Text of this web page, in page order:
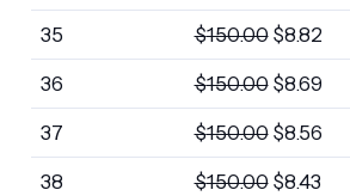
35 $150.00 $8.82
36 $150.00 $8.69
37 $150.00 $8.56
38 $150.00 $8.43